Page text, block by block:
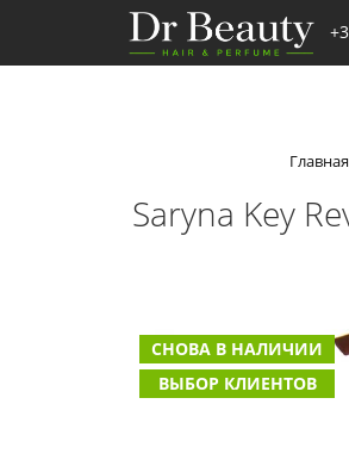
Главная
Saryna Key
СНОВА В НАЛИЧИИ
ВЫБОР КЛИЕНТОВ